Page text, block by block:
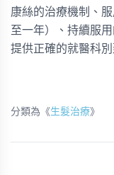
康絲的治療機制、
至一年）、持續服
提供正確的就醫科
分類為《生髮治療》